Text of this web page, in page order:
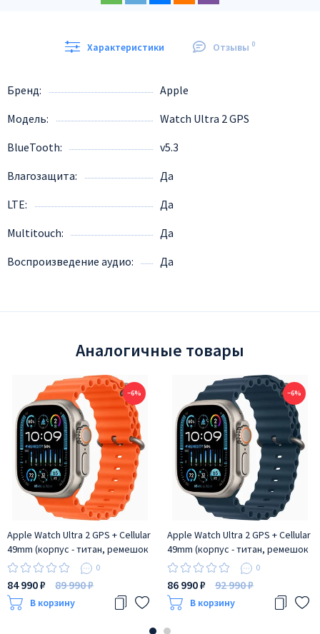
Характеристики Отзывы 0
Бренд
Apple
Модель
Watch Ultra 2 GPS
BlueTooth
v5.3
Влагозащита
Да
LTE
Да
Multitouch
Да
Воспроизведение аудио
Да
Аналогичные товары
−6%
Apple Watch Ultra 2 GPS + Cellular
49mm (корпус - титан, ремешок
Ocean Band оранжевый, IP6X)
0
84 990 ₽ 89 990 ₽
В корзину
−6%
Apple Watch Ultra 2 GPS + Cellular
49mm (корпус - титан, ремешок
Ocean Band синий, IP6X)
0
86 990 ₽ 92 990 ₽
В корзину